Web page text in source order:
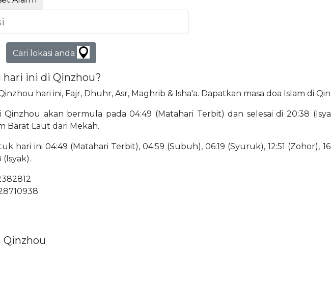
Cari lokasi anda
hari ini di Qinzhou?
hari ini, Fajr, Dhuhr, Asr, Maghrib & Isha'a. Dapatkan masa doa Islam di
akan bermula pada 04:49 (Matahari Terbit) dan selesai di 20:38
Barat Laut dari Mekah.
hari ini 04:49 (Matahari Terbit), 04:59 (Subuh), 06:19 (Syuruk), 12:51 (Zohor),
(Isyak).
Qinzhou